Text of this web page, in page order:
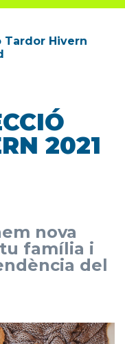
Tardor Hivern
2021
nova
família i
del